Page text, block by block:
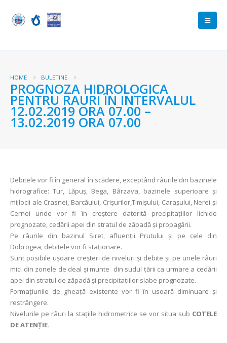
HOME BULETINE
PROGNOZA HIDROLOGICA
PENTRU RAURI ÎN INTERVALUL
12.02.2019 ORA 07.00 –
13.02.2019 ORA 07.00
Debitele vor fi în general în scădere, exceptând râurile din bazinele
hidrografice: Tur, Lăpuș, Bega, Bârzava, bazinele superioare și
mijlocii ale Crasnei, Barcăului, Crișurilor,Timișului, Carașului, Nerei și
Cernei unde vor fi în creștere datorită precipitațiilor lichide
prognozate, cedării apei din stratul de zăpadă și propagării.
Pe râurile din bazinul Siret, afluenții Prutului și pe cele din
Dobrogea, debitele vor fi staționare.
Sunt posibile ușoare creșteri de niveluri și debite și pe unele râuri
mici din zonele de deal și munte din sudul țării ca urmare a cedării
apei din stratul de zăpadă și precipitațiilor slabe prognozate.
Formațiunile de gheață existente vor fi în usoară diminuare şi
restrângere.
Nivelurile pe râuri la stațiile hidrometrice se vor situa sub COTELE
DE ATENȚIE.